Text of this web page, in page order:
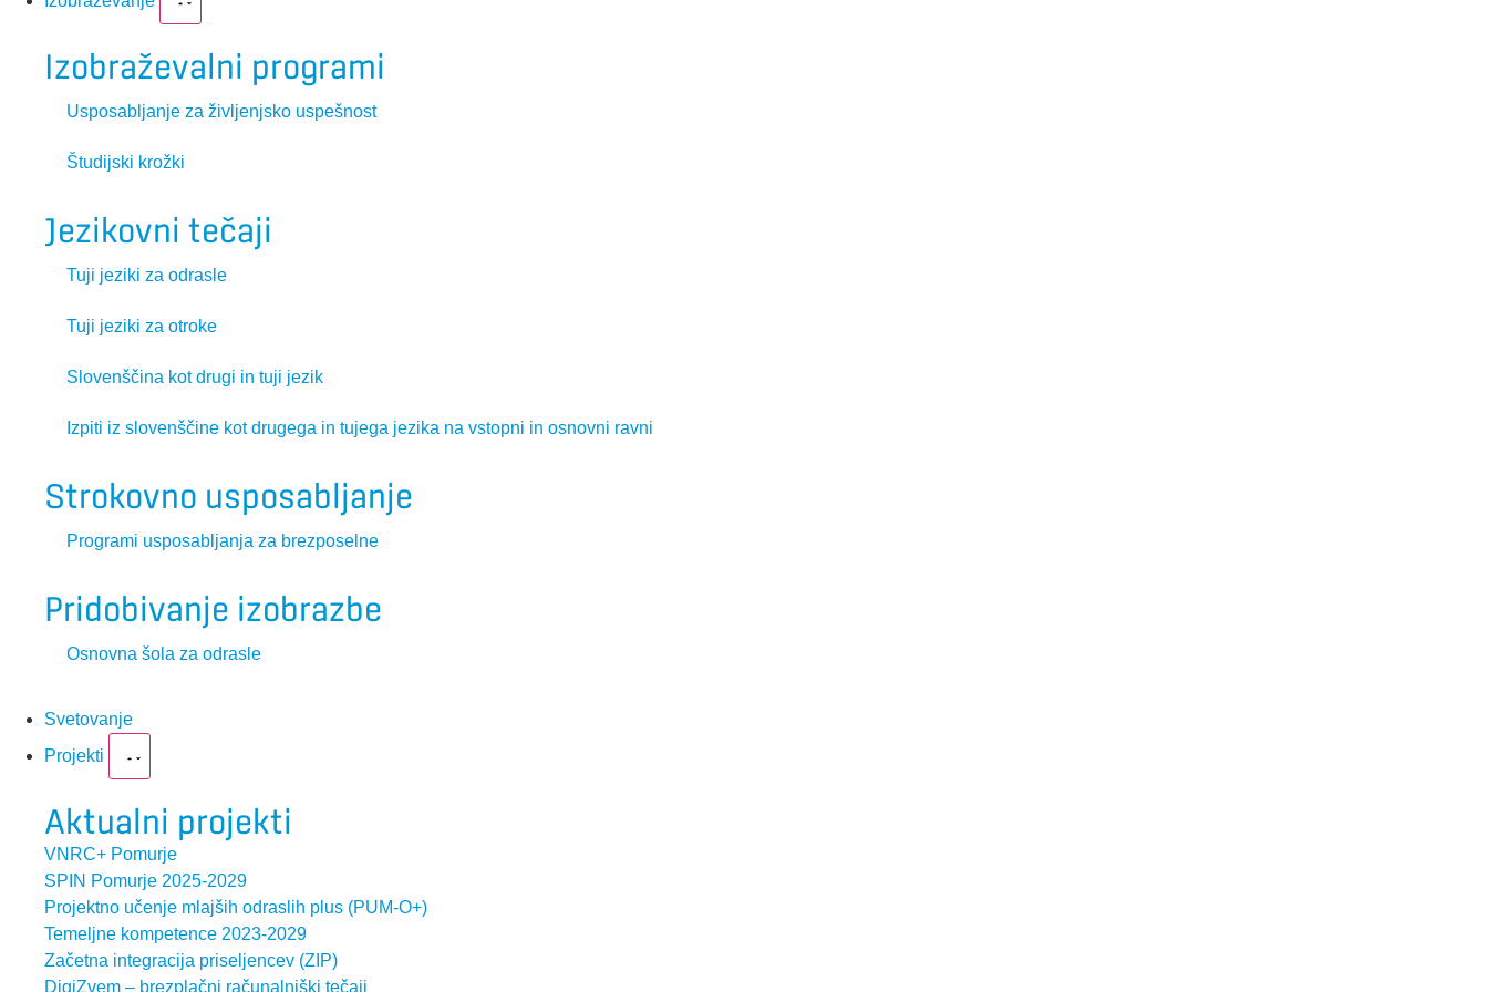
Izobraževalni programi
Usposabljanje za življenjsko uspešnost
Študijski krožki
Jezikovni tečaji
Tuji jeziki za odrasle
Tuji jeziki za otroke
Slovenščina kot drugi in tuji jezik
Izpiti iz slovenščine kot drugega in tujega jezika na vstopni in osnovni ravni
Strokovno usposabljanje
Programi usposabljanja za brezposelne
Pridobivanje izobrazbe
Osnovna šola za odrasle
Svetovanje
Projekti
Aktualni projekti
VNRC+ Pomurje
SPIN Pomurje 2025-2029
Projektno učenje mlajših odraslih plus (PUM-O+)
Temeljne kompetence 2023-2029
Začetna integracija priseljencev (ZIP)
DigiZvem – brezplačni računalniški tečaji